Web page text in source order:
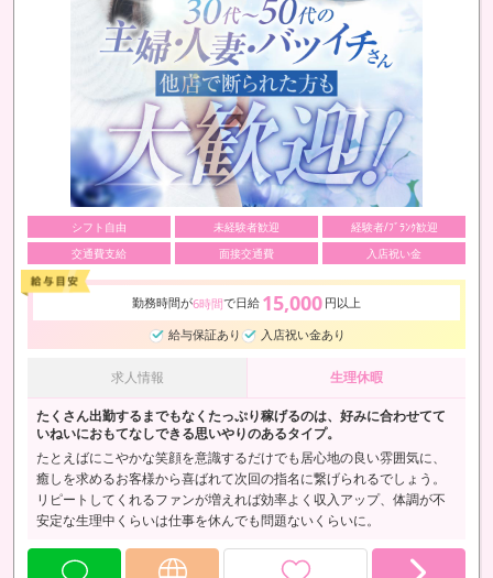
シフト自由 未経験者歓迎
経験者/ﾌﾞﾗﾝｸ歓迎
交通費支給
面接交通費 入店祝い金
勤務時間が6時間で日給 15,000 円以上
給与保証あり
入店祝い金あり
求人情報 生理休暇
たくさん出勤するまでもなくたっぷり稼げるのは、好みに合わせてて
いねいにおもてなしできる思いやりのあるタイプ。
たとえばにこやかな笑顔を意識するだけでも居心地の良い雰囲気に、
癒しを求めるお客様から喜ばれて次回の指名に繋げられるでしょう。
リピートしてくれるファンが増えれば効率よく収入アップ、体調が不
安定な生理中くらいは仕事を休んでも問題ないくらいに。